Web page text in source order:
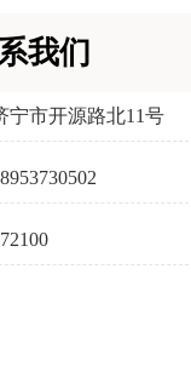
我们
宁市开源路北11号